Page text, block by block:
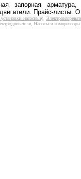
запорная
Прайс-листы.
насосные),
Насосы и компрессоры